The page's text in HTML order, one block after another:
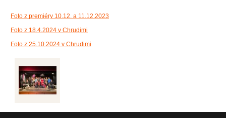
Foto z premiéry 10.12. a 11.12.2023
Foto z 18.4.2024 v Chrudimi
Foto z 25.10.2024 v Chrudimi